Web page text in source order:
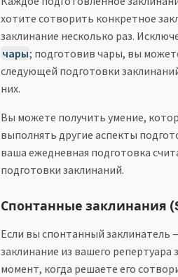
хотите сотворить конкретное
заклинание несколько раз.
чары; подготовив чары, вы
следующей подготовки
них.
Вы можете получить умение,
выполнять другие аспекты
ваша ежедневная подготовка
подготовки заклинаний.
Спонтанные заклинания
Если вы спонтанный заклинатель
заклинание из вашего репертуара
момент, когда решаете его